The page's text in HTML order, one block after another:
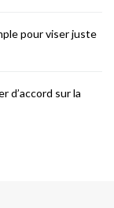
pour viser juste
d’accord sur la